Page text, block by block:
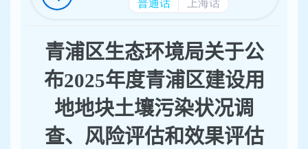
青浦区生态环境局关于公
布2025年度青浦区建设用
地地块土壤污染状况调
查、风险评估和效果评估